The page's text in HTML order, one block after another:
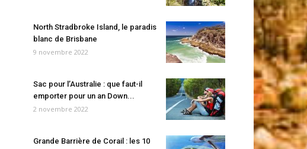
North Stradbroke Island, le paradis
blanc de Brisbane
9 novembre 2022
Sac pour l’Australie : que faut-il
emporter pour un an Down...
2 novembre 2022
Grande Barrière de Corail : les 10